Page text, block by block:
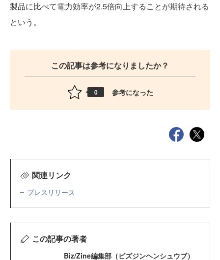
製品に比べて電力効率が2.5倍向上することが期待される
という。
この記事は参考になりましたか？
0 参考になった
関連リンク
プレスリリース
この記事の著者
Biz/Zine編集部（ビズジンヘンシュウブ）